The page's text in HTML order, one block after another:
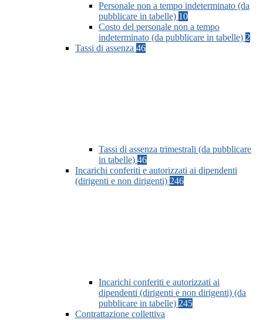
Personale non a tempo indeterminato (da
pubblicare in tabelle) 10
Costo del personale non a tempo
indeterminato (da pubblicare in tabelle) 2
Tassi di assenza 46
Tassi di assenza trimestrali (da pubblicare
in tabelle) 46
Incarichi conferiti e autorizzati ai dipendenti
(dirigenti e non dirigenti) 246
Incarichi conferiti e autorizzati ai
dipendenti (dirigenti e non dirigenti) (da
pubblicare in tabelle) 245
Contrattazione collettiva